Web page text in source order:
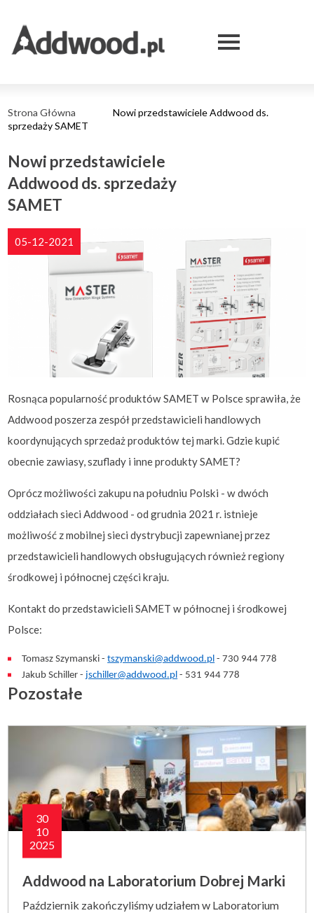
Nowi
przedstawiciele
ds.
sprzedaży
SAMET
Addwood
hurtownie
stolarskie
Skip
to
main
Przejdź
do
treści
Skip
to
search
Skip
to
footer
Ścieżka
Strona Główna
Nowi przedstawiciele Addwood ds.
sprzedaży SAMET
Nowi przedstawiciele
Addwood ds. sprzedaży
SAMET
05-12-2021
Rosnąca popularność produktów SAMET w Polsce sprawiła, że
Addwood poszerza zespół przedstawicieli handlowych
koordynujących sprzedaż produktów tej marki. Gdzie kupić
obecnie zawiasy, szuflady i inne produkty SAMET?
Oprócz możliwości zakupu na południu Polski - w dwóch
oddziałach sieci Addwood - od grudnia 2021 r. istnieje
możliwość z mobilnej sieci dystrybucji zapewnianej przez
przedstawicieli handlowych obsługujących również regiony
środkowej i północnej części kraju.
Kontakt do przedstawicieli SAMET w północnej i środkowej
Polsce:
Tomasz Szymanski -tszymanski@addwood.pl - 730 944 778
Jakub Schiller - jschiller@addwood.pl - 531 944 778
Pozostałe
30
10
2025
Addwood na Laboratorium Dobrej Marki
Październik zakończyliśmy udziałem w Laboratorium